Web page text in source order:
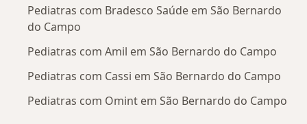
Pediatras com Bradesco Saúde em São Bernardo
do Campo
Pediatras com Amil em São Bernardo do Campo
Pediatras com Cassi em São Bernardo do Campo
Pediatras com Omint em São Bernardo do Campo